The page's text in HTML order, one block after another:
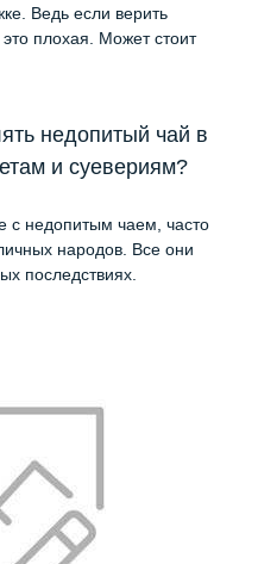
Ведь если верить
плохая. Может стоит
недопитый чай в
и суевериям?
с недопитым чаем, часто
народов. Все они
последствиях.